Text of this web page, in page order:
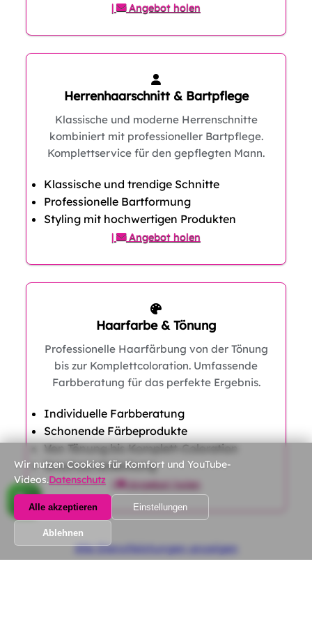
| Angebot holen
Herrenhaarschnitt & Bartpflege
Klassische und moderne Herrenschnitte
kombiniert mit professioneller Bartpflege.
Komplettservice für den gepflegten Mann.
Klassische und trendige Schnitte
Professionelle Bartformung
Styling mit hochwertigen Produkten
| Angebot holen
Haarfarbe & Tönung
Professionelle Haarfärbung von der Tönung
bis zur Komplettcoloration. Umfassende
Farbberatung für das perfekte Ergebnis.
Individuelle Farbberatung
Schonende Färbeprodukte
Von Tönung bis Komplett-Coloration
Grauhaarabdeckung
| Angebot holen
Alle Dienstleistungen anzeigen
Wir nutzen Cookies für Komfort und YouTube-
Videos.Datenschutz
Alle akzeptieren Einstellungen
Ablehnen